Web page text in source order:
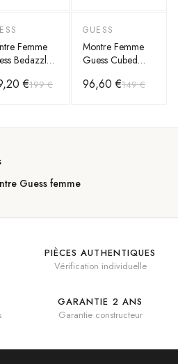
%
Femme
Bedazzle
€199 €
-35 %
GUESS
Montre Femme
Guess Cubed
dorée bracelet
96,60 €149 €
Guess femme
PIÈCES AUTHENTIQUES
Vérification individuelle
GARANTIE 2 ANS
Garantie constructeur